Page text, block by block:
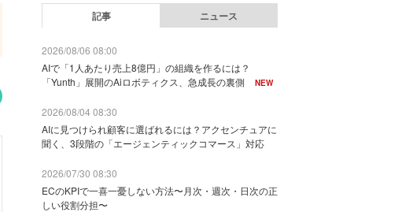
記事 ニュース
2026/08/06 08:00
AIで「1人あたり売上8億円」の組織を作るには？
「Yunth」展開のAiロボティクス、急成長の裏側
NEW
2026/08/04 08:30
AIに見つけられ顧客に選ばれるには？アクセンチュアに
聞く、3段階の「エージェンティックコマース」対応
2026/07/30 08:30
ECのKPIで一喜一憂しない方法〜月次・週次・日次の正
しい役割分担〜